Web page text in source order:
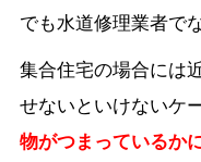
でも水道修理業者で
集合住宅の場合には
せないといけないケ
物がつまっているか